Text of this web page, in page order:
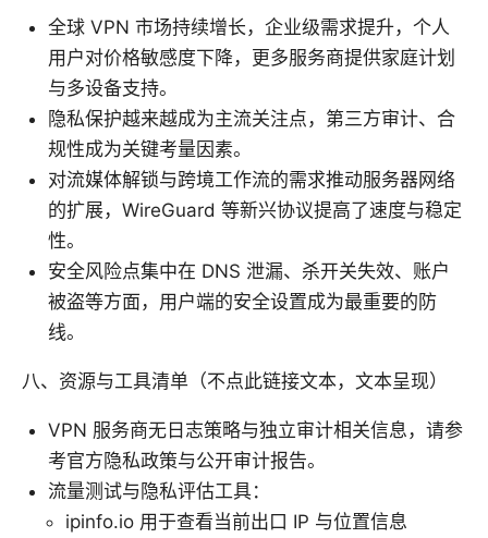
全球 VPN 市场持续增长，企业级需求提升，个人
用户对价格敏感度下降，更多服务商提供家庭计划
与多设备支持。
隐私保护越来越成为主流关注点，第三方审计、合
规性成为关键考量因素。
对流媒体解锁与跨境工作流的需求推动服务器网络
的扩展，WireGuard 等新兴协议提高了速度与稳定
性。
安全风险点集中在 DNS 泄漏、杀开关失效、账户
被盗等方面，用户端的安全设置成为最重要的防
线。
八、资源与工具清单（不点此链接文本，文本呈现）
VPN 服务商无日志策略与独立审计相关信息，请参
考官方隐私政策与公开审计报告。
流量测试与隐私评估工具：
ipinfo.io 用于查看当前出口 IP 与位置信息